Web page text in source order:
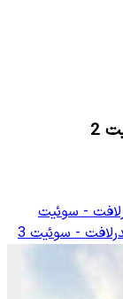
2
- سوئیت
- سوئیت 3